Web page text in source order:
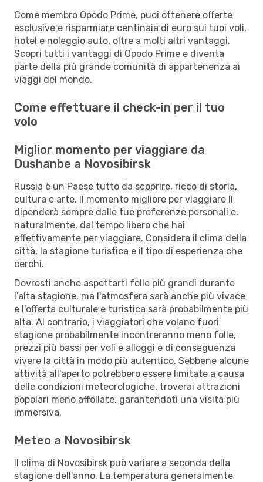
Come membro Opodo Prime, puoi ottenere offerte
esclusive e risparmiare centinaia di euro sui tuoi voli,
hotel e noleggio auto, oltre a molti altri vantaggi.
Scopri tutti i vantaggi di Opodo Prime e diventa
parte della più grande comunità di appartenenza ai
viaggi del mondo.
Come effettuare il check-in per il tuo
volo
Miglior momento per viaggiare da
Dushanbe a Novosibirsk
Russia è un Paese tutto da scoprire, ricco di storia,
cultura e arte. Il momento migliore per viaggiare lì
dipenderà sempre dalle tue preferenze personali e,
naturalmente, dal tempo libero che hai
effettivamente per viaggiare. Considera il clima della
città, la stagione turistica e il tipo di esperienza che
cerchi.
Dovresti anche aspettarti folle più grandi durante
l’alta stagione, ma l'atmosfera sarà anche più vivace
e l'offerta culturale e turistica sarà probabilmente più
alta. Al contrario, i viaggiatori che volano fuori
stagione probabilmente incontreranno meno folle,
prezzi più bassi per voli e alloggi e di conseguenza
vivere la città in modo più autentico. Sebbene alcune
attività all'aperto potrebbero essere limitate a causa
delle condizioni meteorologiche, troverai attrazioni
popolari meno affollate, garantendoti una visita più
immersiva.
Meteo a Novosibirsk
Il clima di Novosibirsk può variare a seconda della
stagione dell'anno. La temperatura generalmente